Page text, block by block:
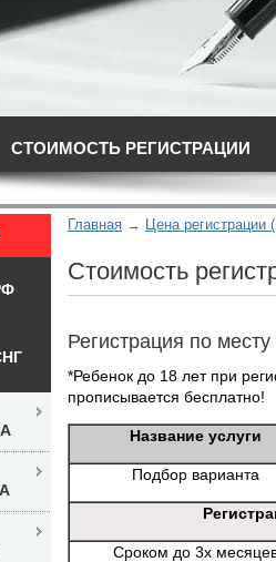
СТОИМОСТЬ РЕГИСТРАЦИИ
Главная Цена регистрации
Стоимость
Регистрация по
*Ребенок до 18 лет при
прописывается бесплатно!
Название услуги
Подбор варианта
Сроком до 3х